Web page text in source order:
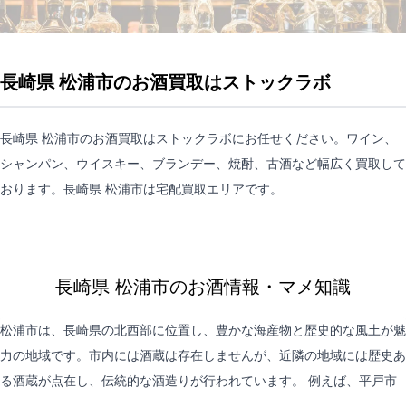
長崎県 松浦市のお酒買取はストックラボ
長崎県 松浦市のお酒買取はストックラボにお任せください。ワイン、
シャンパン、ウイスキー、ブランデー、焼酎、古酒など幅広く買取して
おります。長崎県 松浦市は宅配買取エリアです。
長崎県 松浦市のお酒情報・マメ知識
松浦市は、長崎県の北西部に位置し、豊かな海産物と歴史的な風土が魅
力の地域です。市内には酒蔵は存在しませんが、近隣の地域には歴史あ
る酒蔵が点在し、伝統的な酒造りが行われています。 例えば、平戸市